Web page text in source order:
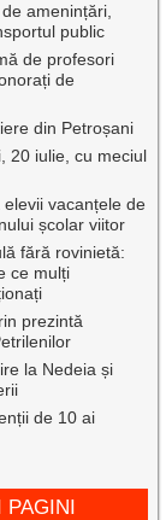
amenințări,
public
de profesori
de
din Petroșani
20 iulie, cu meciul
vacanțele de
școlar viitor
fără rovinietă:
ce mulți
prezintă
la Nedeia și
de 10 ai
PAGINI